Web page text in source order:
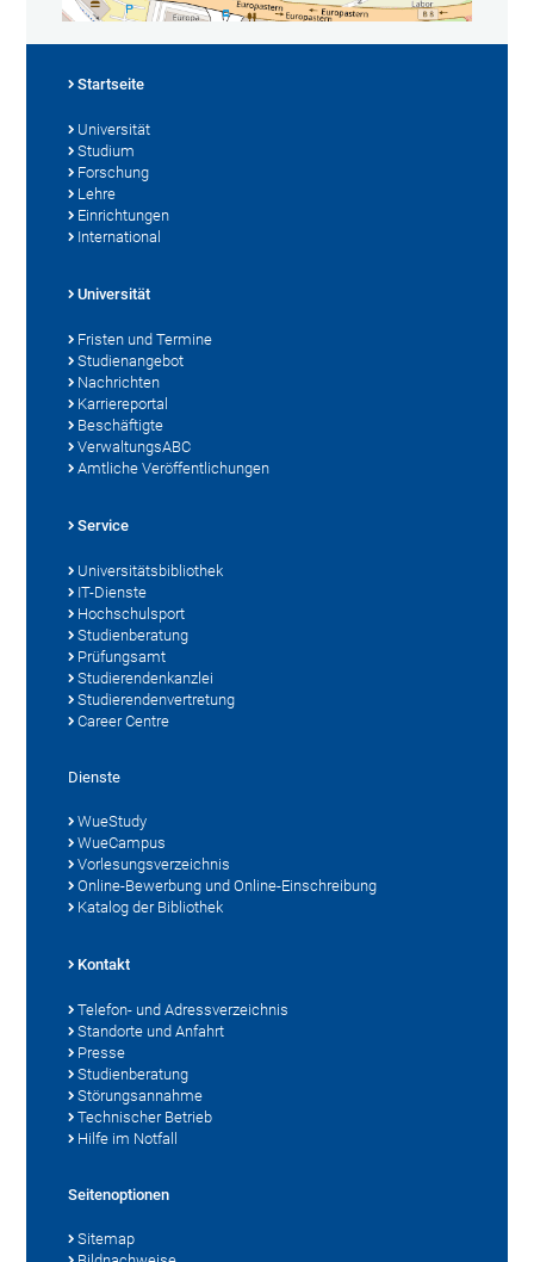
Startseite
Universität
Studium
Forschung
Lehre
Einrichtungen
International
Universität
Fristen und Termine
Studienangebot
Nachrichten
Karriereportal
Beschäftigte
VerwaltungsABC
Amtliche Veröffentlichungen
Service
Universitätsbibliothek
IT-Dienste
Hochschulsport
Studienberatung
Prüfungsamt
Studierendenkanzlei
Studierendenvertretung
Career Centre
Dienste
WueStudy
WueCampus
Vorlesungsverzeichnis
Online-Bewerbung und Online-Einschreibung
Katalog der Bibliothek
Kontakt
Telefon- und Adressverzeichnis
Standorte und Anfahrt
Presse
Studienberatung
Störungsannahme
Technischer Betrieb
Hilfe im Notfall
Seitenoptionen
Sitemap